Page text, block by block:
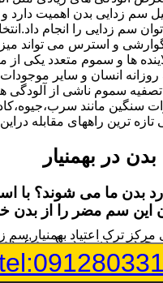
سم زدایی بدن اهمیت دارد
سم زدایی را انجام
و استرس می تواند
ها و سموم متعدد یکی
انسان و سایر
سموم ناشی از آلودگی
سنگین مانند
تازه ترین راههای مقابله
در بهمنیار
بدن ما می شوند؟ با
این سم مضر را از بدن
در بدن به دو گروه
از این سموم مثل مواد به جا
ها،فلزات سنگین ناشی از
مرکز ترک اعتیاد بهمنیار,سم